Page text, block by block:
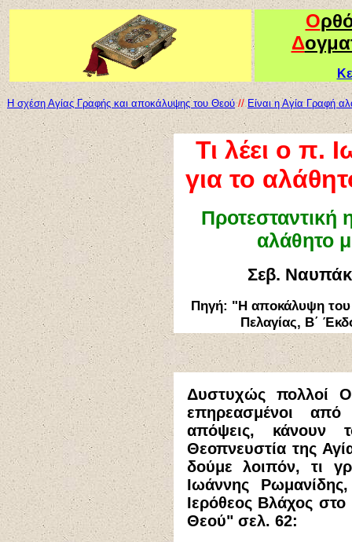
Ο
Δ
Η σχέση Αγίας Γραφής και αποκάλυψης του Θεού // Είναι η Αγία Γραφή
Τι λέει ο π.
για το
Προτεσταντική
αλάθητο
Σεβ.
Πηγή: "Η αποκάλυψη του
Πελαγίας, Β΄
Δυστυχώς πολλοί
επηρεασμένοι από
απόψεις, κάνουν
Θεοπνευστία της
δούμε λοιπόν, τι
Ιωάννης
Ιερόθεος Βλάχος
Θεού" σελ. 62: